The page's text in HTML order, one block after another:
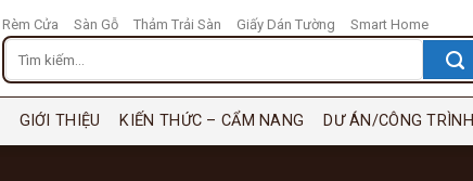
Rèm Cửa Sàn Gỗ Thảm Trải Sàn Giấy Dán Tường Smart Home
Tìm
kiếm:
GIỚI THIỆU KIẾN THỨC – CẨM NANG DƯ ÁN/CÔNG TRÌNH